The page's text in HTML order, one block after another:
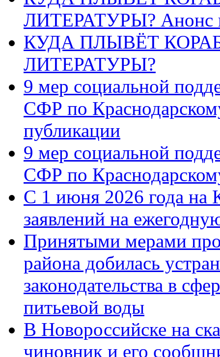
ЛИТЕРАТУРЫ? Анонс
КУДА ПЛЫВЁТ
ЛИТЕРАТУРЫ?
9 мер социальной
СФР по
публикации
9 мер социальной
СФР по
С 1 июня 2026 года на
заявлений на
Принятыми мерами
района добилась
законодательства в
питьевой воды
В Новороссийске на
чиновник и его